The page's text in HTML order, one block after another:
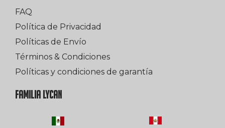
FAQ
Política de Privacidad
Políticas de Envío
Términos & Condiciones
Políticas y condiciones de garantía
FAMILIA LYCAN